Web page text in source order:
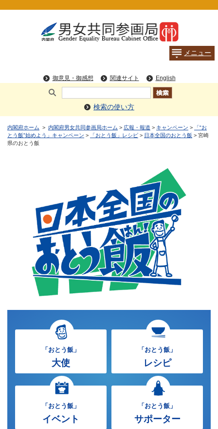
検索の使い方
内閣府ホーム > 内閣府男女共同参画局ホーム > 広報・報道 > キャンペーン >
「“お
とう飯”始めよう」キャンペーン > 「おとう飯」レシピ > 日本全国のおとう飯 > 宮崎
県のおとう飯
「おとう飯」
大使
「おとう飯」
レシピ
「おとう飯」
イベント
「おとう飯」
サポーター